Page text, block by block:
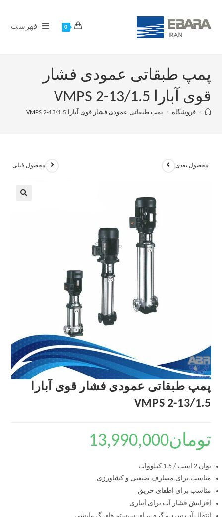
0 فهرست
پمپ طبقاتی عمودی فشار
قوی آبارا VMPS 2-13/1.5
> فروشگاه > پمپ طبقاتی عمودی فشار قوی آبارا VMPS 2-13/1.5
محصول قبلی محصول بعدی
پمپ طبقاتی عمودی فشار قوی آبارا
VMPS 2-13/1.5
تومان13,990,000
توان 2 اسب / 1.5 کیلووات
مناسب برای مصارف صنعتی و کشاورزی
مناسب برای اطفای حریق
افزایش فشار آب برای آبیاری